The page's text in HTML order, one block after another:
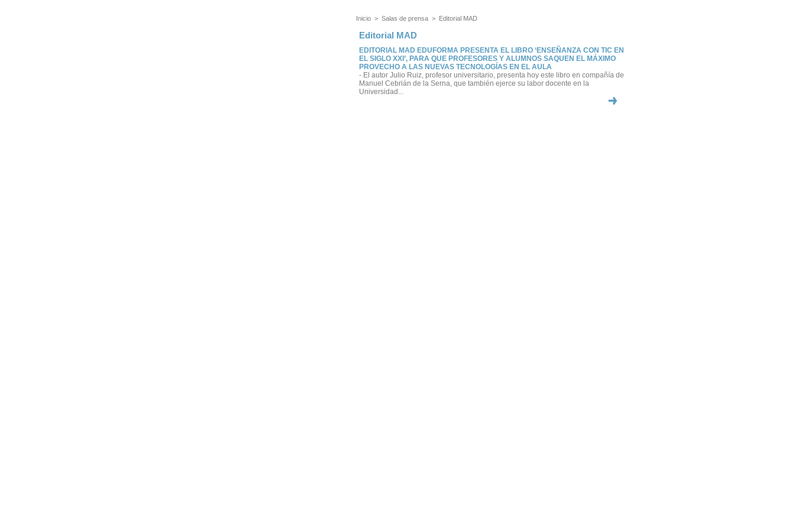
Inicio > Salas de prensa > Editorial MAD
Editorial MAD
EDITORIAL MAD EDUFORMA PRESENTA EL LIBRO ‘ENSEÑANZA CON TIC EN
EL SIGLO XXI’, PARA QUE PROFESORES Y ALUMNOS SAQUEN EL MÁXIMO
PROVECHO A LAS NUEVAS TECNOLOGÍAS EN EL AULA
- El autor Julio Ruiz, profesor universitario, presenta hoy este libro en compañía de
Manuel Cebrián de la Serna, que también ejerce su labor docente en la
Universidad...